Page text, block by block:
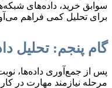
سوابق خرید، داده‌های
برای تحلیل کمی فراهم
گام پنجم: تحلیل
پس از جمع‌آوری داده‌ها،
مرحله نیازمند مهارت در